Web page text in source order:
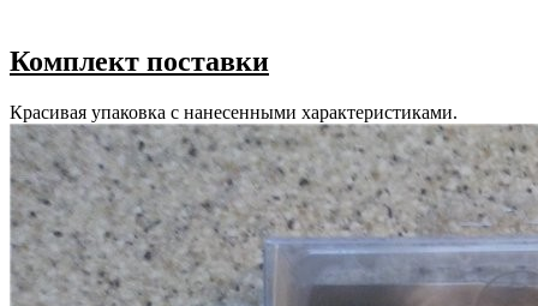
Комплект поставки
Красивая упаковка с нанесенными характеристиками.